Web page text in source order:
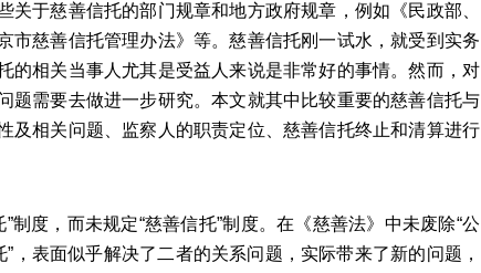
于慈善信托的部门规章和地方政府规章，例如《民政部、
市慈善信托管理办法》等。慈善信托刚一试水，就受到实务
的相关当事人尤其是受益人来说是非常好的事情。然而，对
题需要去做进一步研究。本文就其中比较重要的慈善信托与
及相关问题、监察人的职责定位、慈善信托终止和清算进行
度，而未规定“慈善信托”制度。在《慈善法》中未废除“公
，表面似乎解决了二者的关系问题，实际带来了新的问题，